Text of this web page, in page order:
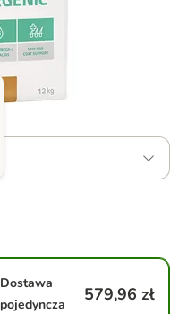
Dostawa
pojedyncza
579,96 zł